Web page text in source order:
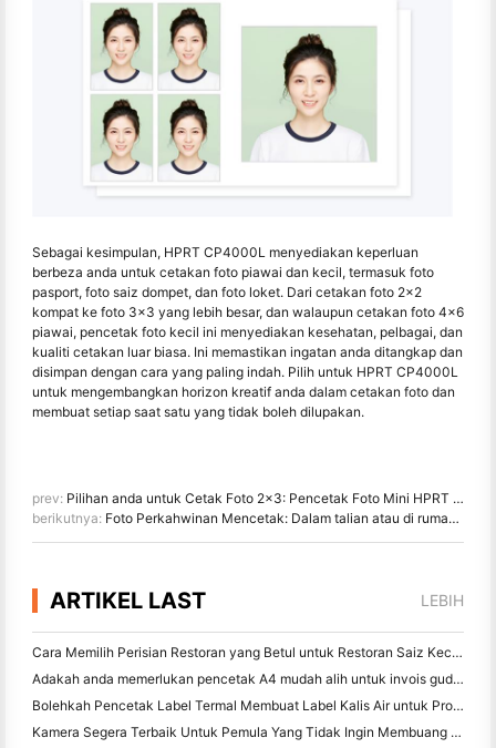
Sebagai kesimpulan, HPRT CP4000L menyediakan keperluan
berbeza anda untuk cetakan foto piawai dan kecil, termasuk foto
pasport, foto saiz dompet, dan foto loket. Dari cetakan foto 2x2
kompat ke foto 3x3 yang lebih besar, dan walaupun cetakan foto 4x6
piawai, pencetak foto kecil ini menyediakan kesehatan, pelbagai, dan
kualiti cetakan luar biasa. Ini memastikan ingatan anda ditangkap dan
disimpan dengan cara yang paling indah. Pilih untuk HPRT CP4000L
untuk mengembangkan horizon kreatif anda dalam cetakan foto dan
membuat setiap saat satu yang tidak boleh dilupakan.
prev: Pilihan anda untuk Cetak Foto 2x3: Pencetak Foto Mini HPRT MT53
berikutnya: Foto Perkahwinan Mencetak: Dalam talian atau di rumah dengan Pencetak Foto?
ARTIKEL LAST LEBIH
Cara Memilih Perisian Restoran yang Betul untuk Restoran Saiz Kecil atau Pertengahan Anda
Adakah anda memerlukan pencetak A4 mudah alih untuk invois gudang? Apa yang sebenarnya berfungsi
Bolehkah Pencetak Label Termal Membuat Label Kalis Air untuk Produk Perniagaan Kecil?
Kamera Segera Terbaik Untuk Pemula Yang Tidak Ingin Membuang Kertas